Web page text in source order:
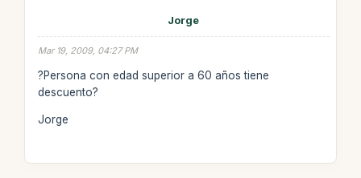
Jorge
Mar 19, 2009, 04:27 PM
?Persona con edad superior a 60 años tiene
descuento?
Jorge